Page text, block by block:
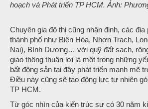
hoạch và Phát triển TP HCM. Ảnh:
Chuyên gia đô thị cũng nhận định, các
thành phố như Biên Hòa, Nhơn Trạch,
Nai), Bình Dương… với quỹ đất sạch,
giao thông thuận lợi là một trong những
bất động sản tại đây phát triển mạnh mẽ
Điều này cũng sẽ tạo động lực tự nhiên
TP HCM.
Từ góc nhìn của kiến trúc sư có 30 năm